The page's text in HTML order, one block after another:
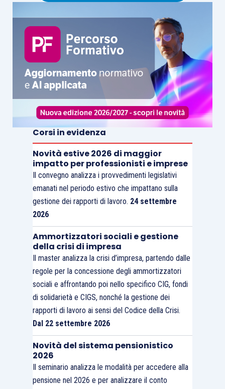
Corsi in evidenza
Novità estive 2026 di maggior
impatto per professionisti e imprese
Il convegno analizza i provvedimenti legislativi
emanati nel periodo estivo che impattano sulla
gestione dei rapporti di lavoro. 24 settembre
2026
Ammortizzatori sociali e gestione
della crisi di impresa
Il master analizza la crisi d’impresa, partendo dalle
regole per la concessione degli ammortizzatori
sociali e affrontando poi nello specifico CIG, fondi
di solidarietà e CIGS, nonché la gestione dei
rapporti di lavoro ai sensi del Codice della Crisi.
Dal 22 settembre 2026
Novità del sistema pensionistico
2026
Il seminario analizza le modalità per accedere alla
pensione nel 2026 e per analizzare il conto